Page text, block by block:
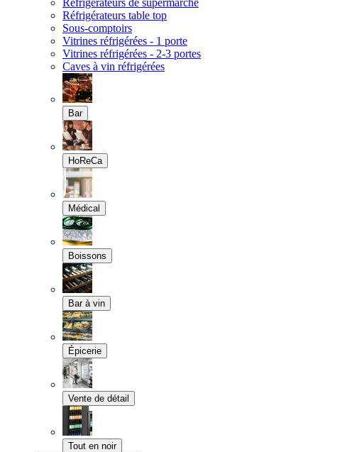
Réfrigérateurs de supermarché
Réfrigérateurs table top
Sous-comptoirs
Vitrines réfrigérées - 1 porte
Vitrines réfrigérées - 2-3 portes
Caves à vin réfrigérées
Bar
HoReCa
Médical
Boissons
Bar à vin
Épicerie
Vente de détail
Tout en noir